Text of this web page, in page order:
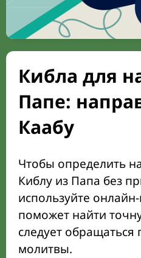
Кибла для
Папе:
Каабу
Чтобы определить
Киблу из Папа без
используйте
поможет найти
следует
молитвы.